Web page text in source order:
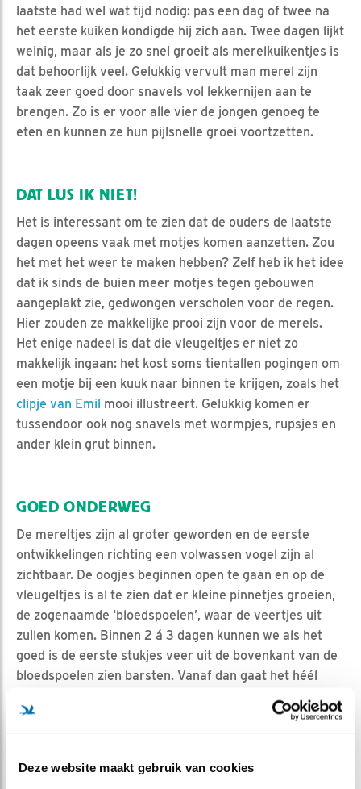
Deze website maakt gebruik van cookies
laatste had wel wat tijd nodig: pas een dag of twee na
het eerste kuiken kondigde hij zich aan. Twee dagen lijkt
weinig, maar als je zo snel groeit als merelkuikentjes is
dat behoorlijk veel. Gelukkig vervult man merel zijn
taak zeer goed door snavels vol lekkernijen aan te
brengen. Zo is er voor alle vier de jongen genoeg te
eten en kunnen ze hun pijlsnelle groei voortzetten.
DAT LUS IK NIET!
Het is interessant om te zien dat de ouders de laatste
dagen opeens vaak met motjes komen aanzetten. Zou
het met het weer te maken hebben? Zelf heb ik het idee
dat ik sinds de buien meer motjes tegen gebouwen
aangeplakt zie, gedwongen verscholen voor de regen.
Hier zouden ze makkelijke prooi zijn voor de merels.
Het enige nadeel is dat die vleugeltjes er niet zo
makkelijk ingaan: het kost soms tientallen pogingen om
een motje bij een kuuk naar binnen te krijgen, zoals het
clipje van Emil mooi illustreert. Gelukkig komen er
tussendoor ook nog snavels met wormpjes, rupsjes en
ander klein grut binnen.
GOED ONDERWEG
De mereltjes zijn al groter geworden en de eerste
ontwikkelingen richting een volwassen vogel zijn al
zichtbaar. De oogjes beginnen open te gaan en op de
vleugeltjes is al te zien dat er kleine pinnetjes groeien,
de zogenaamde ‘bloedspoelen’, waar de veertjes uit
zullen komen. Binnen 2 á 3 dagen kunnen we als het
goed is de eerste stukjes veer uit de bovenkant van de
bloedspoelen zien barsten. Vanaf dan gaat het héél
tevoorschijn en de kuikens beginnen al gauw te oefenen
je het weet zijn ze er alweer vandoor!